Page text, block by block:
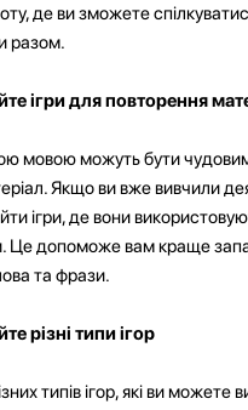
де ви зможете
разом.
ігри для повторення
мовою можуть бути
Якщо ви вже вивчили
ігри, де вони
Це допоможе вам краще
та фрази.
різні типи ігор
типів ігор, які ви можете